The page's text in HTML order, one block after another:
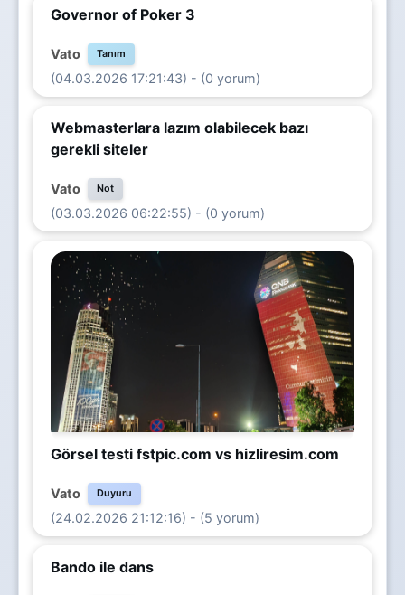
Governor of Poker 3
Vato Tanım
(04.03.2026 17:21:43) - (0 yorum)
Webmasterlara lazım olabilecek bazı
gerekli siteler
Vato Not
(03.03.2026 06:22:55) - (0 yorum)
Görsel testi fstpic.com vs hizliresim.com
Vato Duyuru
(24.02.2026 21:12:16) - (5 yorum)
Bando ile dans